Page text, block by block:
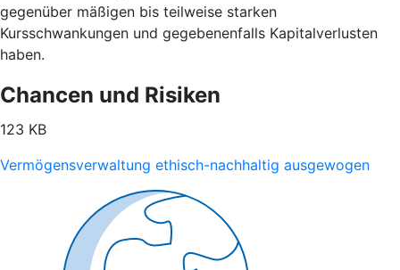
gegenüber mäßigen bis teilweise starken
Kursschwankungen und gegebenenfalls Kapitalverlusten
haben.
Chancen und Risiken
123 KB
Vermögensverwaltung ethisch-nachhaltig ausgewogen